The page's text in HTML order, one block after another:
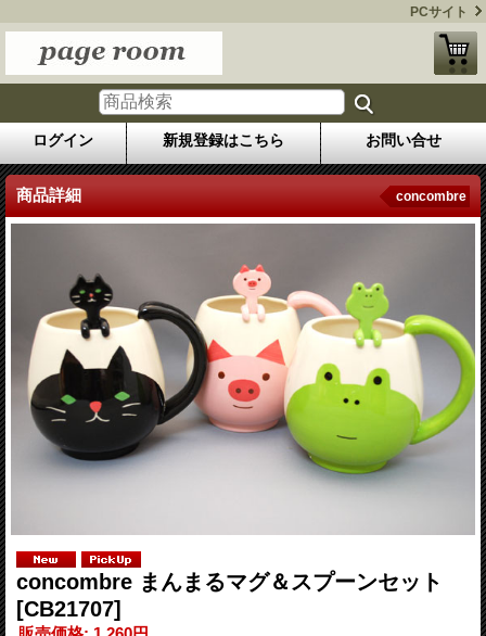
PCサイト
ログイン 新規登録はこちら お問い合せ
商品詳細 concombre
concombre まんまるマグ＆スプーンセット
[CB21707]